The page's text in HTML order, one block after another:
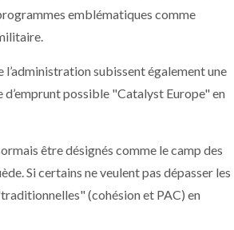
emblématiques comme
subissent également une
d’emprunt possible "Catalyst Europe" en
être désignés comme le camp des
Si certains ne veulent pas dépasser les
(cohésion et PAC) en